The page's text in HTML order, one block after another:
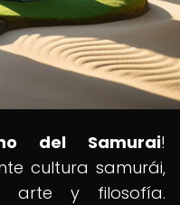
del Samurai!
cultura samurái,
arte y filosofía.